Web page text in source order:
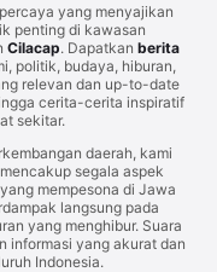
yang menyajikan
penting di kawasan
Cilacap. Dapatkan berita
politik, budaya, hiburan,
relevan dan up-to-date
cerita-cerita inspiratif
sekitar.
daerah, kami
segala aspek
yang mempesona di Jawa
langsung pada
yang menghibur. Suara
informasi yang akurat dan
Indonesia.